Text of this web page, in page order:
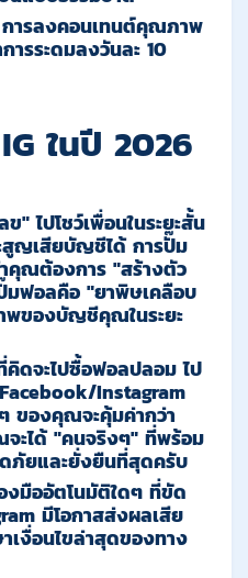
การลงคอนเทนต์คุณภาพ
รระดมลงวันละ 10
ในปี 2026
ไปโชว์เพื่อนในระยะสั้น
สูญเสียบัญชีได้ การปั๊ม
คุณต้องการ "สร้างตัว
มฟอลคือ "ยาพิษเคลือบ
พของบัญชีคุณในระยะ
คิดจะไปซื้อฟอลปลอม ไป
Instagram
ของคุณจะคุ้มค่ากว่า
จะได้ "คนจริงๆ" ที่พร้อม
ภัยและยั่งยืนที่สุดครับ
งมืออัตโนมัติใดๆ ที่ขัด
มีโอกาสส่งผลเสีย
งื่อนไขล่าสุดของทาง